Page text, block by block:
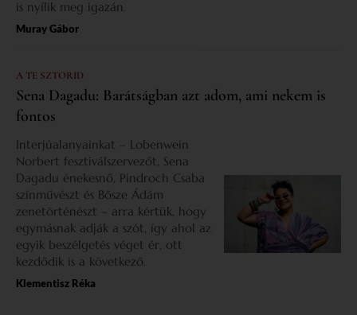
is nyílik meg igazán.
Muray Gábor
A TE SZTORID
Sena Dagadu: Barátságban azt adom, ami nekem is
fontos
Interjúalanyainkat – Lobenwein
Norbert fesztiválszervezőt, Sena
Dagadu énekesnő, Pindroch Csaba
színművészt és Bősze Ádám
zenetörténészt – arra kértük, hogy
egymásnak adják a szót, így ahol az
egyik beszélgetés véget ér, ott
kezdődik is a következő.
Klementisz Réka